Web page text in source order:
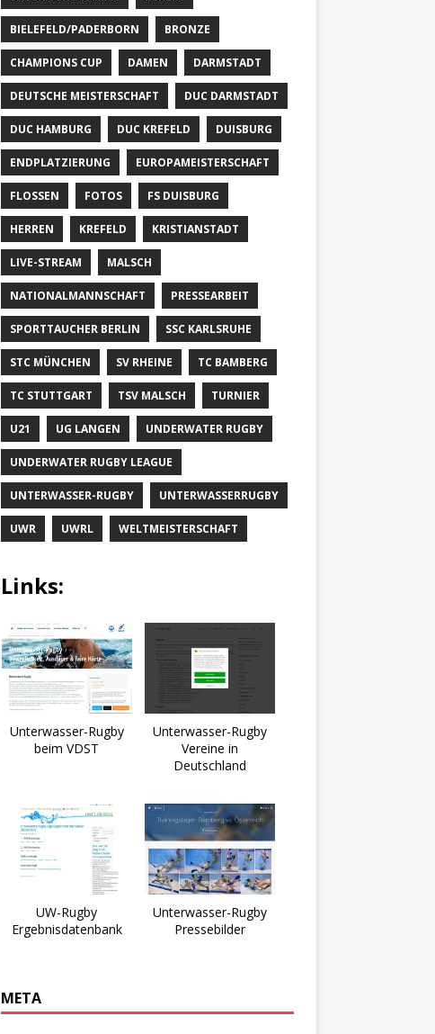
BIELEFELD/PADERBORN BRONZE
CHAMPIONS CUP DAMEN DARMSTADT
DEUTSCHE MEISTERSCHAFT DUC DARMSTADT
DUC HAMBURG DUC KREFELD DUISBURG
ENDPLATZIERUNG EUROPAMEISTERSCHAFT
FLOSSEN FOTOS FS DUISBURG
HERREN KREFELD KRISTIANSTADT
LIVE-STREAM MALSCH
NATIONALMANNSCHAFT PRESSEARBEIT
SPORTTAUCHER BERLIN SSC KARLSRUHE
STC MÜNCHEN SV RHEINE TC BAMBERG
TC STUTTGART TSV MALSCH TURNIER
U21 UG LANGEN UNDERWATER RUGBY
UNDERWATER RUGBY LEAGUE
UNTERWASSER-RUGBY UNTERWASSERRUGBY
UWR UWRL WELTMEISTERSCHAFT
Links:
Unterwasser-Rugby
beim VDST
Unterwasser-Rugby
Vereine in
Deutschland
UW-Rugby
Ergebnisdatenbank
Unterwasser-Rugby
Pressebilder
META